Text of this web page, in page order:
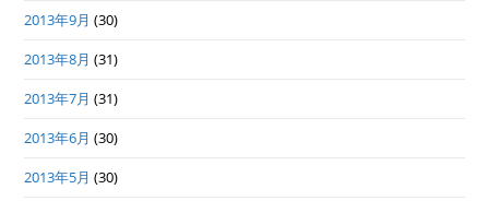
2013年9月 (30)
2013年8月 (31)
2013年7月 (31)
2013年6月 (30)
2013年5月 (30)